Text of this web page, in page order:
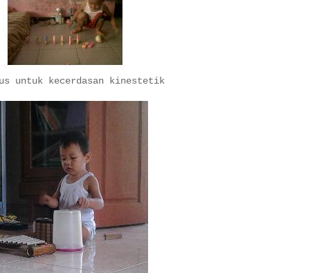
untuk kecerdasan kinestetik